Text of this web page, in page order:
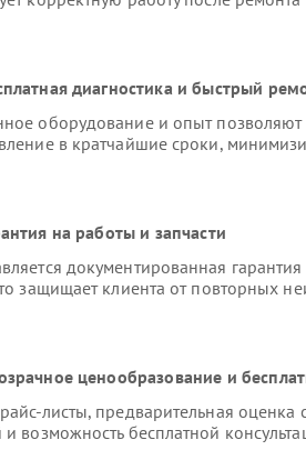
диагностика и быстрый
оборудование и опыт позволяют
в кратчайшие сроки,
на работы и запчасти
документированная
защищает клиента от повторных
ценообразование и
листы, предварительная оценка
и возможность бесплатной